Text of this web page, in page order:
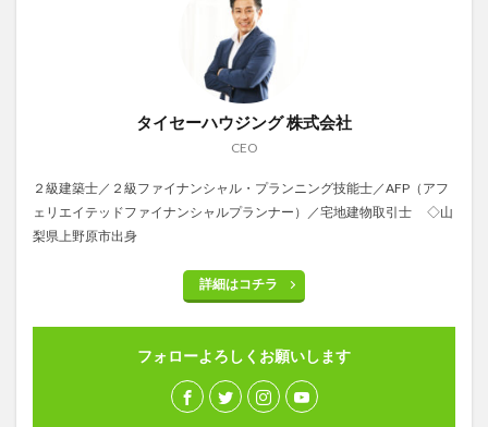
タイセーハウジング 株式会社
CEO
２級建築士／２級ファイナンシャル・プランニング技能士／AFP（アフ
ェリエイテッドファイナンシャルプランナー）／宅地建物取引士 ◇山
梨県上野原市出身
詳細はコチラ
フォローよろしくお願いします